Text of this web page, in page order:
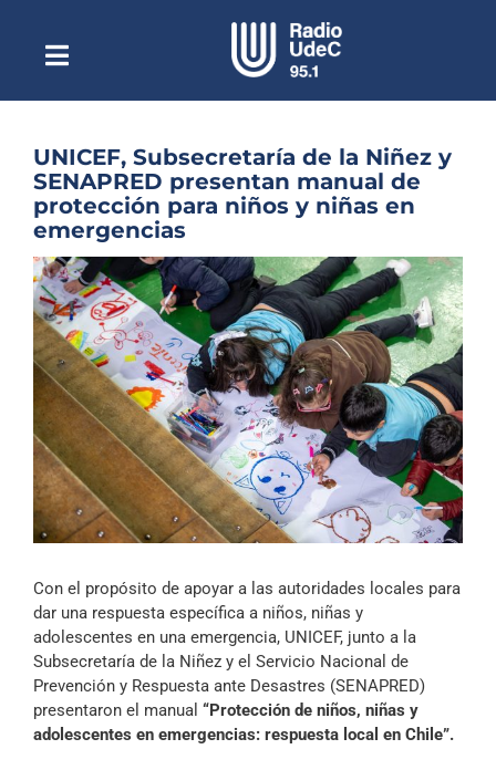
contenidoToggle
NavigationEscuchar Radio UdeC en vivo
Quiénes Somos
Programación
Noticias
Reportajes
Columnas
Música Clásica
Especiales
Archivo Sonoro
UNICEF, Subsecretaría de la Niñez y
SENAPRED presentan manual de
protección para niños y niñas en
emergencias
Ver
imagen
más
grande
Con el propósito de apoyar a las autoridades locales para
dar una respuesta específica a niños, niñas y
adolescentes en una emergencia, UNICEF, junto a la
Subsecretaría de la Niñez y el Servicio Nacional de
Prevención y Respuesta ante Desastres (SENAPRED)
presentaron el manual “Protección de niños, niñas y
adolescentes en emergencias: respuesta local en Chile”.